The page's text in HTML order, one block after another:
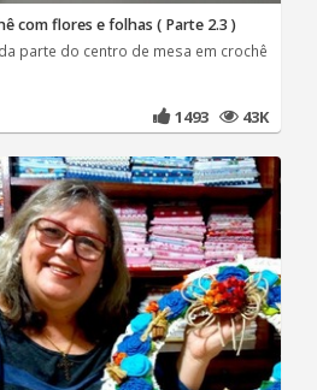
com flores e folhas ( Parte 2.3 )
parte do centro de mesa em crochê
1493 43K